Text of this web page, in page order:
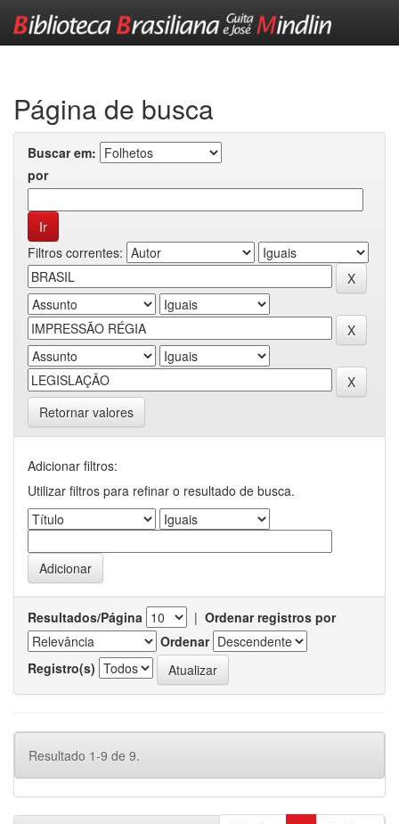
Página de busca
Buscar em:
por
Filtros correntes:
Retornar valores
Adicionar filtros:
Utilizar filtros para refinar o resultado de busca.
Resultados/Página | Ordenar registros por
Ordenar
Registro(s)
Resultado 1-9 de 9.